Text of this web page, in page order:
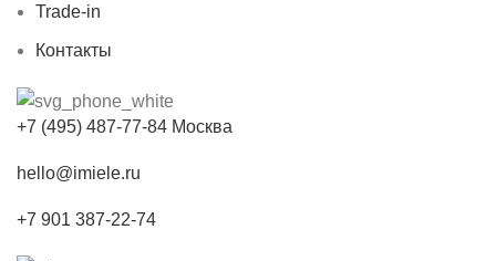
Trade-in
Контакты
+7 (495) 487-77-84 Москва
hello@imiele.ru
+7 901 387-22-74